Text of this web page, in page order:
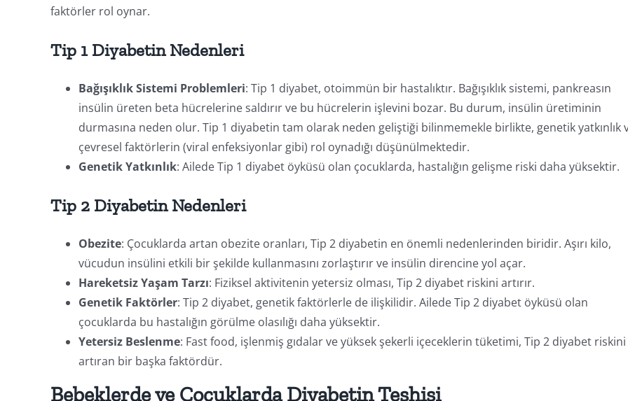
faktörler rol oynar.
Tip 1 Diyabetin Nedenleri
Bağışıklık Sistemi Problemleri: Tip 1 diyabet, otoimmün bir hastalıktır. Bağışıklık sistemi, pankreasın
insülin üreten beta hücrelerine saldırır ve bu hücrelerin işlevini bozar. Bu durum, insülin üretiminin
durmasına neden olur. Tip 1 diyabetin tam olarak neden geliştiği bilinmemekle birlikte, genetik yatkınlık
çevresel faktörlerin (viral enfeksiyonlar gibi) rol oynadığı düşünülmektedir.
Genetik Yatkınlık: Ailede Tip 1 diyabet öyküsü olan çocuklarda, hastalığın gelişme riski daha yüksektir.
Tip 2 Diyabetin Nedenleri
Obezite: Çocuklarda artan obezite oranları, Tip 2 diyabetin en önemli nedenlerinden biridir. Aşırı kilo,
vücudun insülini etkili bir şekilde kullanmasını zorlaştırır ve insülin direncine yol açar.
Hareketsiz Yaşam Tarzı: Fiziksel aktivitenin yetersiz olması, Tip 2 diyabet riskini artırır.
Genetik Faktörler: Tip 2 diyabet, genetik faktörlerle de ilişkilidir. Ailede Tip 2 diyabet öyküsü olan
çocuklarda bu hastalığın görülme olasılığı daha yüksektir.
Yetersiz Beslenme: Fast food, işlenmiş gıdalar ve yüksek şekerli içeceklerin tüketimi, Tip 2 diyabet riskini
artıran bir başka faktördür.
Bebeklerde ve Çocuklarda Diyabetin Teşhisi